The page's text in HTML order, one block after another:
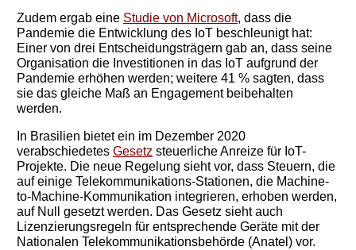
Zudem ergab eine Studie von Microsoft, dass die
Pandemie die Entwicklung des IoT beschleunigt hat:
Einer von drei Entscheidungsträgern gab an, dass seine
Organisation die Investitionen in das IoT aufgrund der
Pandemie erhöhen werden; weitere 41 % sagten, dass
sie das gleiche Maß an Engagement beibehalten
werden.
In Brasilien bietet ein im Dezember 2020
verabschiedetes Gesetz steuerliche Anreize für IoT-
Projekte. Die neue Regelung sieht vor, dass Steuern, die
auf einige Telekommunikations-Stationen, die Machine-
to-Machine-Kommunikation integrieren, erhoben werden,
auf Null gesetzt werden. Das Gesetz sieht auch
Lizenzierungsregeln für entsprechende Geräte mit der
Nationalen Telekommunikationsbehörde (Anatel) vor.
You need to subscribe, before you can post a message
SUBSCRIBE